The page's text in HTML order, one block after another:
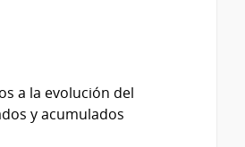
a la evolución del
y acumulados